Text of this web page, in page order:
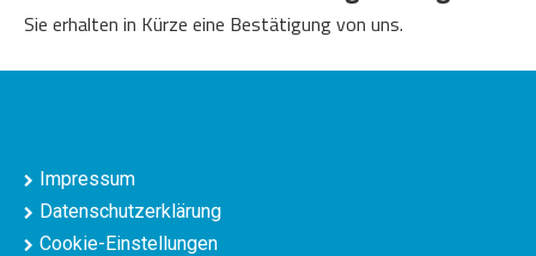
Sie erhalten in Kürze eine Bestätigung von uns.
Impressum
Datenschutzerklärung
Cookie-Einstellungen